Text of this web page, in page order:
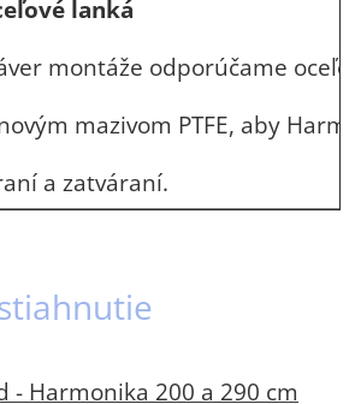
lanká
montáže odporúčame
mazivom PTFE, aby
a zatváraní.
- Harmonika 200 a 290 cm